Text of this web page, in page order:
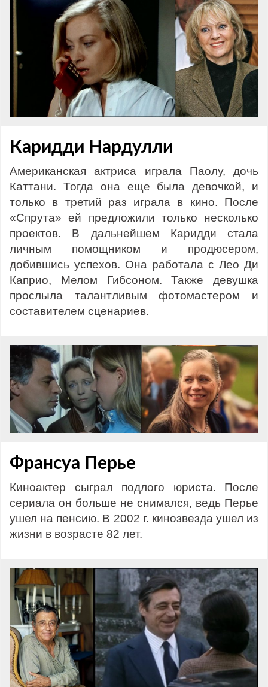
Каридди Нардулли
Американская актриса играла Паолу, дочь
Каттани. Тогда она еще была девочкой, и
только в третий раз играла в кино. После
«Спрута» ей предложили только несколько
проектов. В дальнейшем Каридди стала
личным помощником и продюсером,
добившись успехов. Она работала с Лео Ди
Каприо, Мелом Гибсоном. Также девушка
прослыла талантливым фотомастером и
составителем сценариев.
Франсуа Перье
Киноактер сыграл подлого юриста. После
сериала он больше не снимался, ведь Перье
ушел на пенсию. В 2002 г. кинозвезда ушел из
жизни в возрасте 82 лет.